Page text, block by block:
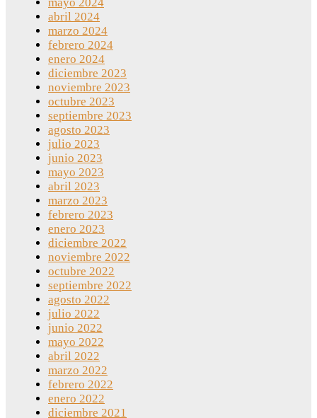
abril 2024
marzo 2024
febrero 2024
enero 2024
diciembre 2023
noviembre 2023
octubre 2023
septiembre 2023
agosto 2023
julio 2023
junio 2023
mayo 2023
abril 2023
marzo 2023
febrero 2023
enero 2023
diciembre 2022
noviembre 2022
octubre 2022
septiembre 2022
agosto 2022
julio 2022
junio 2022
mayo 2022
abril 2022
marzo 2022
febrero 2022
enero 2022
diciembre 2021